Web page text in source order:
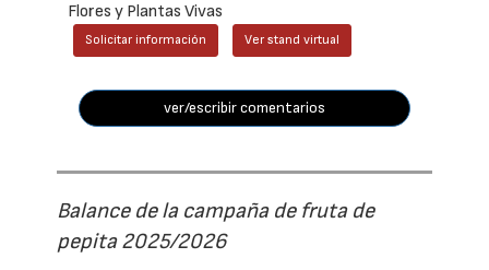
Flores y Plantas Vivas
Solicitar información Ver stand virtual
ver/escribir comentarios
Balance de la campaña de fruta de
pepita 2025/2026